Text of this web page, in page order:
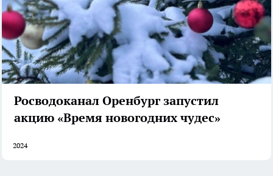
Росводоканал Оренбург запустил
акцию «Время новогодних чудес»
2024